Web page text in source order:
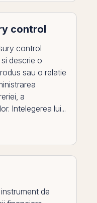
control
control
descrie o
sau o relatie
a
Intelegerea lui...
de